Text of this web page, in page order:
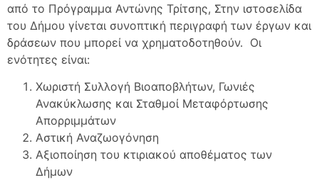
από το Πρόγραμμα Αντώνης Τρίτσης, Στην ιστοσελίδα
του Δήμου γίνεται συνοπτική περιγραφή των έργων και
δράσεων που μπορεί να χρηματοδοτηθούν. Οι
ενότητες είναι:
Χωριστή Συλλογή Βιοαποβλήτων, Γωνιές
Ανακύκλωσης και Σταθμοί Μεταφόρτωσης
Απορριμμάτων
Αστική Αναζωογόνηση
Αξιοποίηση του κτιριακού αποθέματος των
Δήμων